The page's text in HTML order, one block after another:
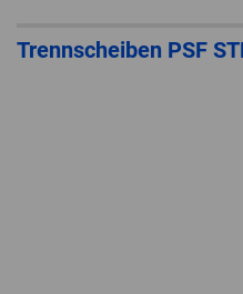
Trennscheiben PSF